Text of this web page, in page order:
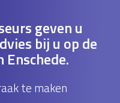
geven u
bij u op de
Enschede.
te maken